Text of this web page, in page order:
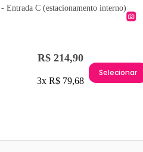
Entrada C (estacionamento interno)
R$ 214,90
3x R$ 79,68
Selecionar